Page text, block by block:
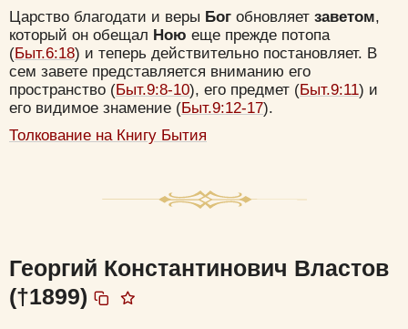
Царство благодати и веры Бог обновляет заветом,
который он обещал Ною еще прежде потопа
(Быт.6:18) и теперь действительно постановляет. В
сем завете представляется вниманию его
пространство (Быт.9:8-10), его предмет (Быт.9:11) и
его видимое знамение (Быт.9:12-17).
Толкование на Книгу Бытия
Георгий Константинович Властов
(†1899)